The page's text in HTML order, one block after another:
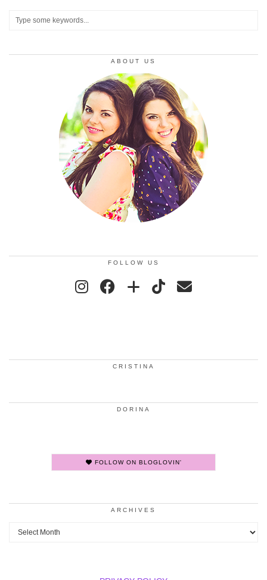
ABOUT US
FOLLOW US
CRISTINA
DORINA
FOLLOW ON BLOGLOVIN'
ARCHIVES
Archives